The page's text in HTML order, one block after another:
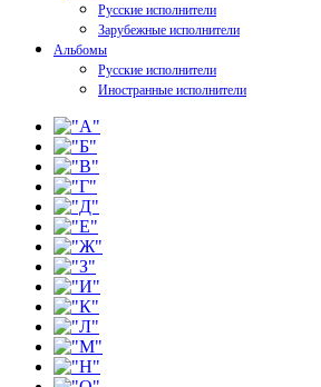
Русские исполнители
Зарубежные исполнители
Альбомы
Русские исполнители
Иностранные исполнители